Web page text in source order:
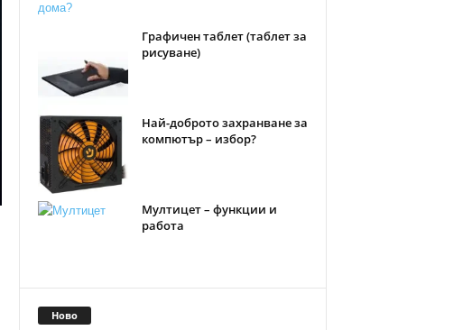
Графичен таблет (таблет за
рисуване)
Най-доброто захранване за
компютър – избор?
Мултицет – функции и
работа
Ново